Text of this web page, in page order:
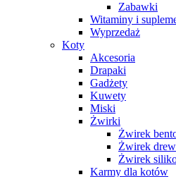
Zabawki
Witaminy i
Wyprzedaż
Koty
Akcesoria
Drapaki
Gadżety
Kuwety
Miski
Żwirki
Żwirek
Żwirek
Żwirek
Karmy dla kotów